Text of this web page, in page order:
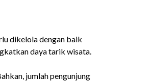
dikelola dengan baik
daya tarik wisata.
jumlah pengunjung